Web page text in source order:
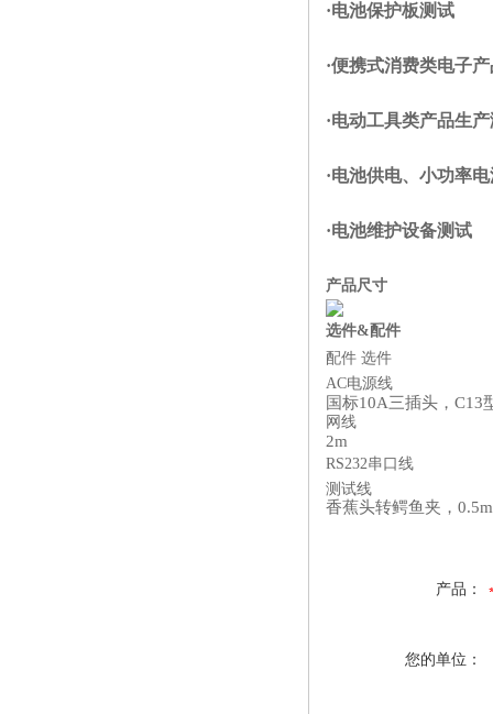
·电池保护板测试
·便携式消费类电子
·电动工具类产品生
·电池供电、小功率
·电池维护设备测试
产品尺寸
选件&配件
配件 选件
AC电源线
国标10A三插头，C13
网线
2m
RS232串口线
测试线
香蕉头转鳄鱼夹，0.5m
产品：
您的单位：